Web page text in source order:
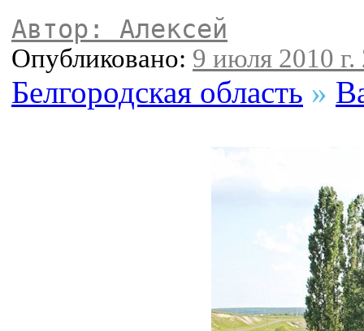
Автор: Алексей
Опубликовано: 9 июля 2010 г.
Белгородская область »